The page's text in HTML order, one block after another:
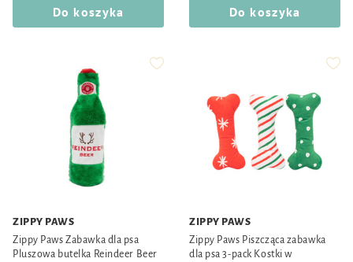
Do koszyka Do koszyka
ZIPPY PAWS
Zippy Paws Zabawka dla psa
Pluszowa butelka Reindeer Beer
ZIPPY PAWS
Zippy Paws Piszcząca zabawka
dla psa 3-pack Kostki w